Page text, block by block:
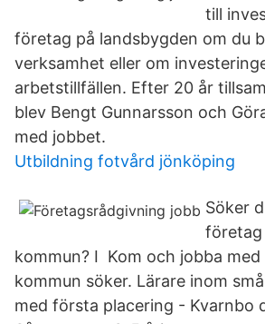
till
företag på landsbygden om du
verksamhet eller om
arbetstillfällen. Efter 20 år
blev Bengt Gunnarsson och
med jobbet.
Utbildning fotvård jönköping
Söker
företag
kommun? I Kom och jobba
kommun söker. Lärare inom
med första placering - Kvarnbo